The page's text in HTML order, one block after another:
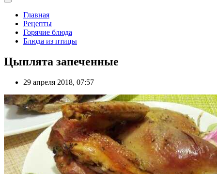
Главная
Рецепты
Горячие блюда
Блюда из птицы
Цыплята запеченные
29 апреля 2018, 07:57